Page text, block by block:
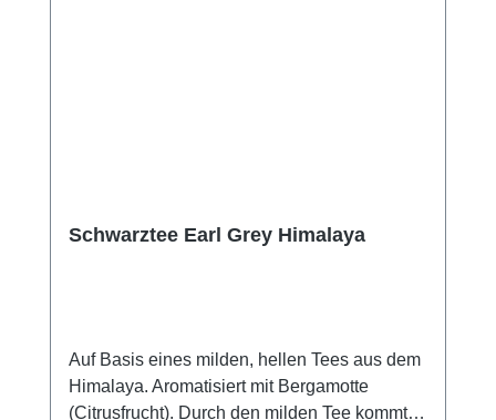
Schwarztee Earl Grey Himalaya
Auf Basis eines milden, hellen Tees aus dem
Himalaya. Aromatisiert mit Bergamotte
(Citrusfrucht). Durch den milden Tee kommt